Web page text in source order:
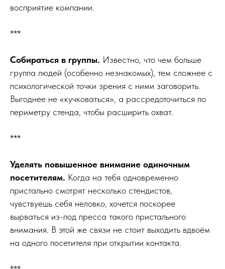
восприятие компании.
***
Собираться в группы. Известно, что чем больше
группа людей (особенно незнакомых), тем сложнее с
психологической точки зрения с ними заговорить.
Выгоднее не «кучковаться», а рассредоточиться по
периметру стенда, чтобы расширить охват.
***
Уделять повышенное внимание одиночным
посетителям. Когда на тебя одновременно
пристально смотрят несколько стендистов,
чувствуешь себя неловко, хочется поскорее
вырваться из-под пресса такого пристального
внимания. В этой же связи не стоит выходить вдвоём
на одного посетителя при открытии контакта.